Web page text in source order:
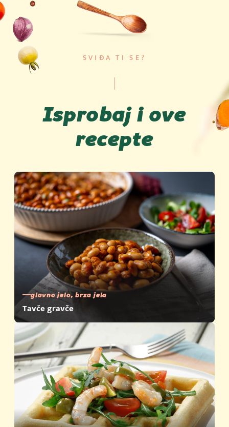
SVIĐA TI SE?
Isprobaj i ove
recepte
glavno jelo, brza jela
Tavče gravče